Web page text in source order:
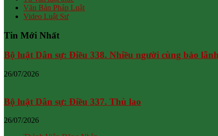
Văn Bản Pháp Luật
Video Luật Sư
Tin Mới Nhất
Bộ luật Dân sự: Điều 338. Nhiều người cùng bảo
26/07/2026
Bộ luật Dân sự: Điều 337. Thù lao
26/07/2026